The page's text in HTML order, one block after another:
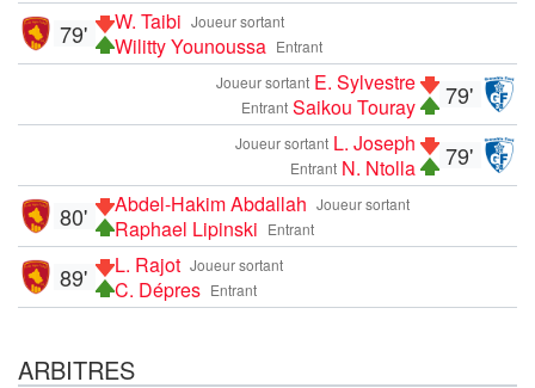
Joueur sortant
W. Taibi
Entrant
Wilitty Younoussa
79'
79'
Joueur sortant E. Sylvestre
Entrant Saikou Touray
79'
Joueur sortant L. Joseph
Entrant N. Ntolla
Joueur sortant
Abdel-Hakim Abdallah
Entrant
Raphael Lipinski
80'
Joueur sortant
L. Rajot
Entrant
C. Dépres
89'
ARBITRES